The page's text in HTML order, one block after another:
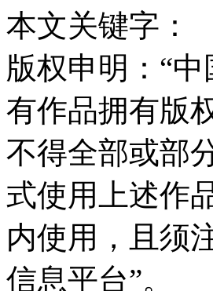
本文关键字：
版权申明：“
有作品拥有版
不得全部或部
式使用上述作
内使用，且须
信息平台”。